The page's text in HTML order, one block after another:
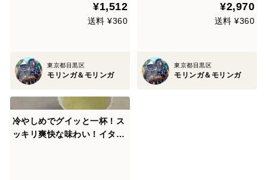
¥1,512
送料 ¥360
東京都目黒区
モリンガ＆モリンガ
¥2,970
送料 ¥360
東京都目黒区
モリンガ＆モリンガ
冷やしめでグイッと一杯！ス
ッキリ爽快な味わい！イタリ